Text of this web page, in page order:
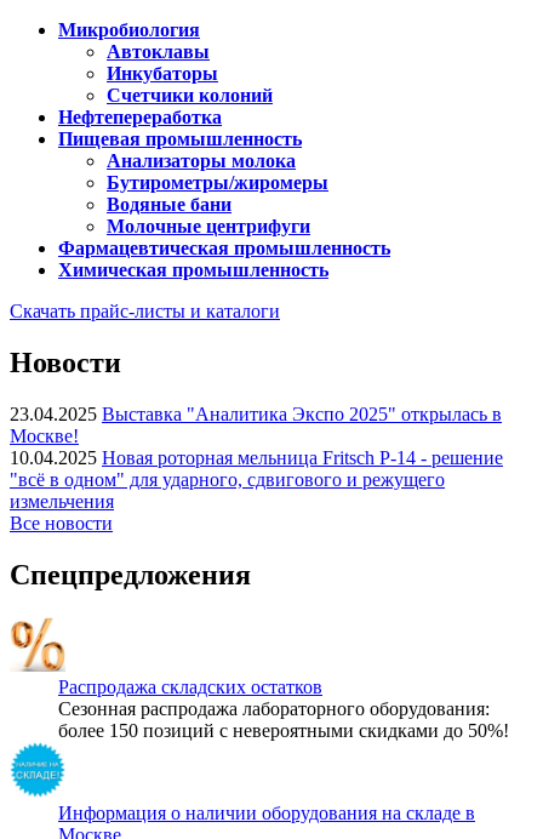
Микробиология
Автоклавы
Инкубаторы
Счетчики колоний
Нефтепереработка
Пищевая промышленность
Анализаторы молока
Бутирометры/жиромеры
Водяные бани
Молочные центрифуги
Фармацевтическая промышленность
Химическая промышленность
Скачать прайс-листы и каталоги
Новости
23.04.2025 Выставка "Аналитика Экспо 2025" открылась в
Москве!
10.04.2025 Новая роторная мельница Fritsch P-14 - решение
"всё в одном" для ударного, сдвигового и режущего
измельчения
Все новости
Спецпредложения
Распродажа складских остатков
Сезонная распродажа лабораторного оборудования:
более 150 позиций с невероятными скидками до 50%!
Информация о наличии оборудования на складе в
Москве